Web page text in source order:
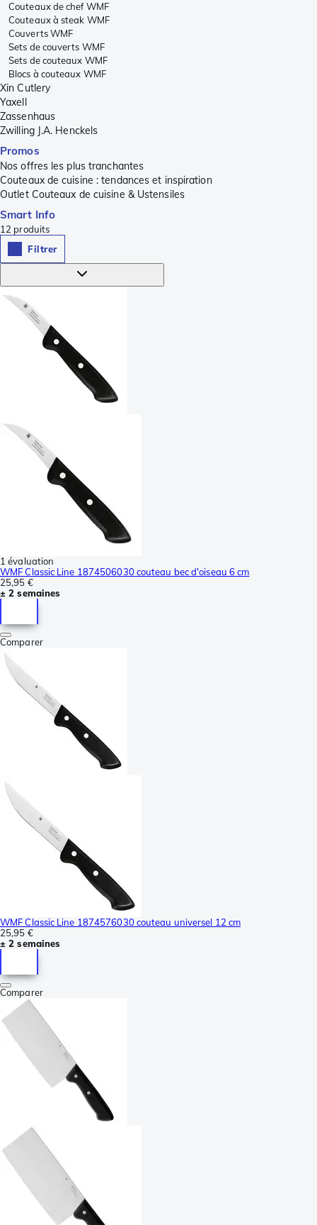
Couteaux de chef WMF
Couteaux à steak WMF
Couverts WMF
Sets de couverts WMF
Sets de couteaux WMF
Blocs à couteaux WMF
Xin Cutlery
Yaxell
Zassenhaus
Zwilling J.A. Henckels
Promos
Nos offres les plus tranchantes
Couteaux de cuisine : tendances et inspiration
Outlet Couteaux de cuisine & Ustensiles
Smart Info
12 produits
Filtrer
1 évaluation
WMF Classic Line 1874506030 couteau bec d'oiseau 6 cm
25,95 €
± 2 semaines
Comparer
WMF Classic Line 1874576030 couteau universel 12 cm
25,95 €
± 2 semaines
Comparer